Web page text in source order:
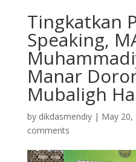
Tingkatkan
Speaking,
Manar
Mubaligh
by dikdasmendiy| May 20,
comments